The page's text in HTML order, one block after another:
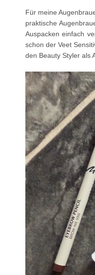
Für meine
praktische
Auspacken einfach
schon der Veet
den Beauty Styler als